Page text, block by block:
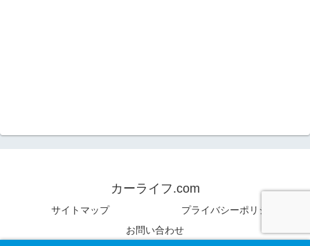
カーライフ.com
サイトマップ
プライバシーポリシー
お問い合わせ